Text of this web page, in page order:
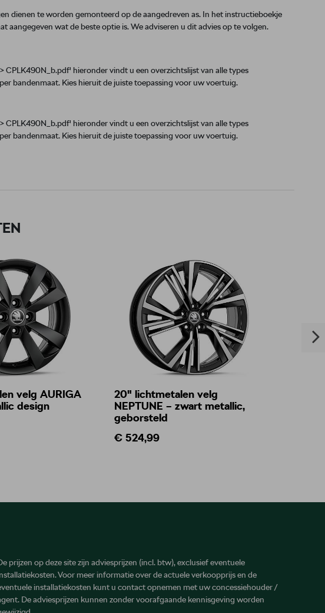
dienen te worden gemonteerd op de aangedreven as. In het instructieboekje
aangegeven wat de beste optie is. We adviseren u dit advies op te volgen.
CPLK490N_b.pdf' hieronder vindt u een overzichtslijst van alle types
bandenmaat. Kies hieruit de juiste toepassing voor uw voertuig.
CPLK490N_b.pdf' hieronder vindt u een overzichtslijst van alle types
bandenmaat. Kies hieruit de juiste toepassing voor uw voertuig.
velg AURIGA
design
20" lichtmetalen velg
NEPTUNE – zwart metallic,
geborsteld
€ 524,99
prijzen op deze site zijn adviesprijzen (incl. btw), exclusief eventuele
Voor meer informatie over de actuele verkoopprijs en de
installatiekosten kunt u contact opnemen met uw concessiehouder /
De adviesprijzen kunnen zonder voorafgaande kennisgeving worden